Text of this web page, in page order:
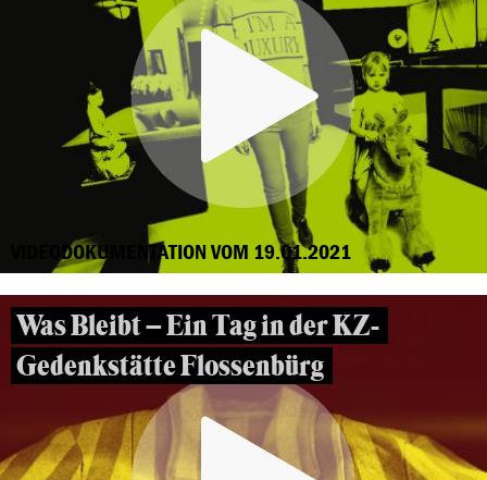
VIDEODOKUMENTATION VOM 19.01.2021
Was Bleibt – Ein Tag in der KZ-
Gedenkstätte Flossenbürg